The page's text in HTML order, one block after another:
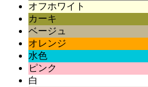
オフホワイト
カーキ
ベージュ
オレンジ
水色
ピンク
白